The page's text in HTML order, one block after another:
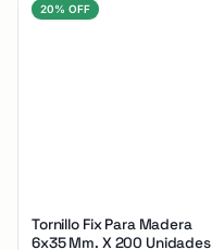
20% OFF
Tornillo Fix Para Madera
6x35 Mm. X 200 Unidades